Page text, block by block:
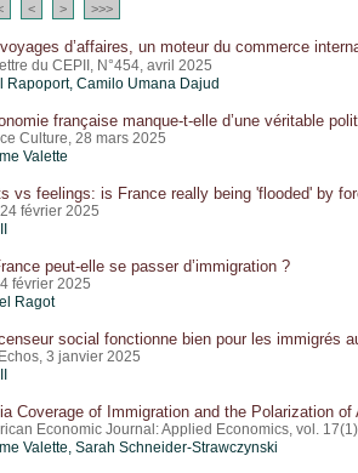
< > >>>
d’affaires, un moteur du commerce
du CEPII, N°454, avril 2025
Rapoport, Camilo Umana Dajud
française manque-t-elle d’une véritable
Culture, 28 mars 2025
Valette
vs feelings: is France really being 'flooded' by
février 2025
peut-elle se passer d’immigration ?
février 2025
Ragot
social fonctionne bien pour les immigrés
3 janvier 2025
Coverage of Immigration and the Polarization of
Economic Journal: Applied Economics, vol.
Valette , Sarah Schneider-Strawczynski